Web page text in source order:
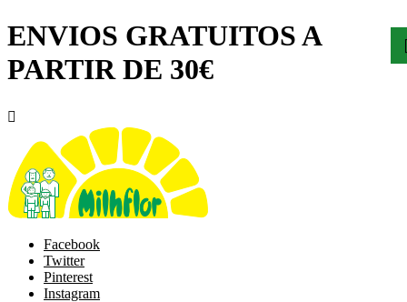
ENVIOS GRATUITOS A
PARTIR DE 30€

Facebook
Twitter
Pinterest
Instagram